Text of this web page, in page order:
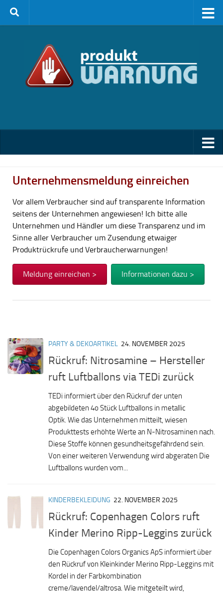
Zum Inhalt springen
Unternehmensmeldung einreichen
Vor allem Verbraucher sind auf transparente Information
seitens der Unternehmen angewiesen! Ich bitte alle
Unternehmen und Händler um diese Transparenz und im
Sinne aller Verbraucher um Zusendung etwaiger
Produktrückrufe und Verbraucherwarnungen!
Meldung einreichen > Informationen dazu >
PARTY & DEKOARTIKEL 24. NOVEMBER 2025
Rückruf: Nitrosamine – Hersteller
ruft Luftballons via TEDi zurück
TEDi informiert über den Rückruf der unten
abgebildeten 4o Stück Luftballons in metallic
Optik. Wie das Unternehmen mitteilt, wiesen
Produkttests erhöhte Werte an N-Nitrosaminen nach.
Diese Stoffe können gesundheitsgefährdend sein.
Von einer weiteren Verwendung wird abgeraten Die
Luftballons wurden vom...
KINDERBEKLEIDUNG 22. NOVEMBER 2025
Rückruf: Copenhagen Colors ruft
Kinder Merino Ripp-Leggins zurück
Die Copenhagen Colors Organics ApS informiert über
den Rückruf von Kleinkinder Merino Ripp-Leggins mit
Kordel in der Farbkombination
creme/lavendel/altrosa. Wie mitgeteilt wird,